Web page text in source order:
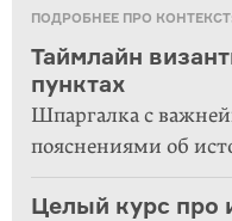
ПОДРОБНЕЕ ПРО
Таймлайн
пунктах
Шпаргалка с
пояснениями об
Целый курс про